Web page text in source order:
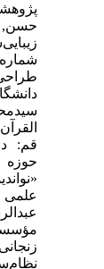
حکمت
و
الگو و
ترجمۀ
دفتر
دینی
آموزشی